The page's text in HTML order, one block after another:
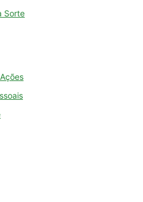
Sorte